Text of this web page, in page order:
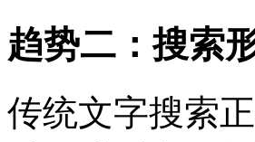
趋势二：搜索
传统文字搜索